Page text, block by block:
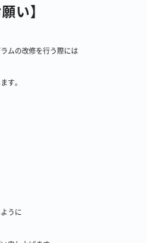
い】
ムの改修を行う際には
す。
うに